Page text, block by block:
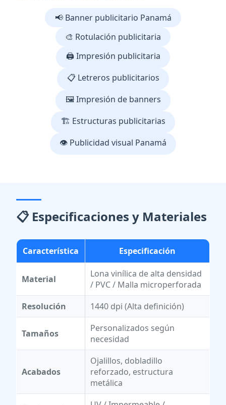
📢 Banner publicitario Panamá
🎨 Rotulación publicitaria
🖨️ Impresión publicitaria
📋 Letreros publicitarios
🖼️ Impresión de banners
🏗️ Estructuras publicitarias
👁️ Publicidad visual Panamá
📋 Especificaciones y Materiales
Característica Especificación
Material
Lona vinílica de alta densidad
/ PVC / Malla microperforada
Resolución
1440 dpi (Alta definición)
Tamaños
Personalizados según
necesidad
Acabados
Ojalillos, dobladillo
reforzado, estructura
metálica